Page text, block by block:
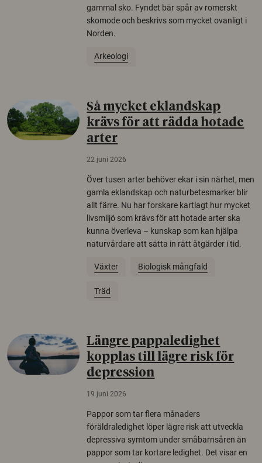
gammal sko. Fyndet bär spår av romerskt
skomode och beskrivs som mycket ovanligt i
Norden.
Arkeologi
Så mycket eklandskap
krävs för att rädda hotade
arter
22 juni 2026
Över tusen arter behöver ekar i sin närhet, men
gamla eklandskap och naturbetesmarker blir
allt färre. Nu har forskare kartlagt hur mycket
livsmiljö som krävs för att hotade arter ska
kunna överleva – kunskap som kan hjälpa
naturvårdare att sätta in rätt åtgärder i tid.
Växter Biologisk mångfald
Träd
Längre pappaledighet
kopplas till lägre risk för
depression
19 juni 2026
Pappor som tar flera månaders
föräldraledighet löper lägre risk att utveckla
depressiva symtom under småbarnsåren än
pappor som tar kortare ledighet. Det visar en